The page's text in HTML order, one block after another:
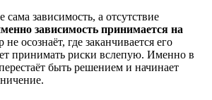
зависимость, а отсутствие
зависимость принимается на
не осознаёт, где заканчивается его
принимать риски вслепую. Именно в
быть решением и начинает